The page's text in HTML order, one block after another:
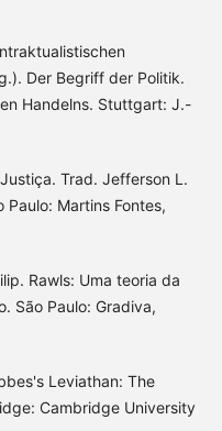
Der Begriff der Politik.
Handelns. Stuttgart: J.-
Trad. Jefferson L.
Paulo: Martins Fontes,
Rawls: Uma teoria da
São Paulo: Gradiva,
Leviathan: The
Cambridge University